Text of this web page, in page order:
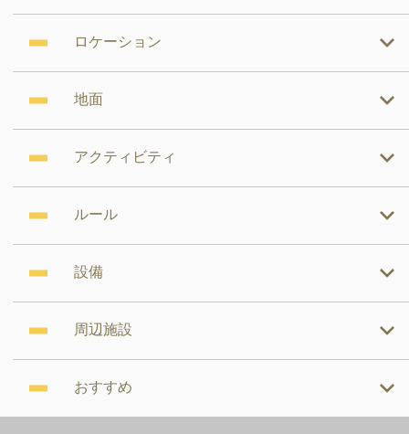
ロケーション
地面
アクティビティ
ルール
設備
周辺施設
おすすめ